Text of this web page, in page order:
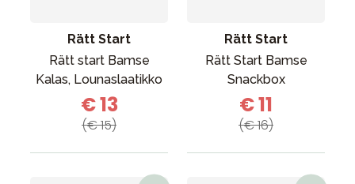
Rätt Start
Rätt start Bamse
Kalas, Lounaslaatikko
€ 13
(€ 15)
Rätt Start
Rätt Start Bamse
Snackbox
€ 11
(€ 16)